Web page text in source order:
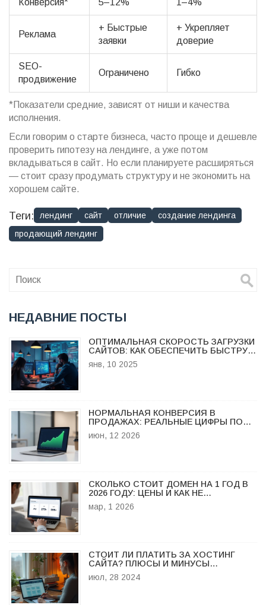
Конверсия* 5–12% 1–4%
Реклама
+ Быстрые
заявки
+ Укрепляет
доверие
SEO-
продвижение
Ограничено Гибко
*Показатели средние, зависят от ниши и качества
исполнения.
Если говорим о старте бизнеса, часто проще и дешевле
проверить гипотезу на лендинге, а уже потом
вкладываться в сайт. Но если планируете расширяться
— стоит сразу продумать структуру и не экономить на
хорошем сайте.
Теги: лендинг сайт отличие
создание лендинга
продающий лендинг
НЕДАВНИЕ ПОСТЫ
ОПТИМАЛЬНАЯ СКОРОСТЬ ЗАГРУЗКИ
САЙТОВ: КАК ОБЕСПЕЧИТЬ БЫСТРУЮ
РАБОТУ
янв, 10 2025
НОРМАЛЬНАЯ КОНВЕРСИЯ В
ПРОДАЖАХ: РЕАЛЬНЫЕ ЦИФРЫ ПО
НИШАМ И КАК ИХ ПОДНЯТЬ
июн, 12 2026
СКОЛЬКО СТОИТ ДОМЕН НА 1 ГОД В
2026 ГОДУ: ЦЕНЫ И КАК НЕ
ПЕРЕПЛАТИТЬ
мар, 1 2026
СТОИТ ЛИ ПЛАТИТЬ ЗА ХОСТИНГ
САЙТА? ПЛЮСЫ И МИНУСЫ
ПЛАТНОГО И БЕСПЛАТНОГО
ХОСТИНГА
июл, 28 2024